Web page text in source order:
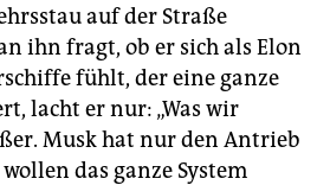
auf der Straße
ihn fragt, ob er sich als Elon
fühlt, der eine ganze
lacht er nur: „Was wir
Musk hat nur den Antrieb
das ganze System